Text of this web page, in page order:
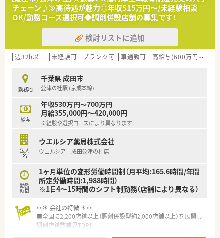
チェーン♪≫高待遇が魅力◎年収515万円～/未経験相談
OK/勤務コース選択可◆調剤併設店舗の募集です！
検討リストに追加
週32h以上 未経験可 ブランク可 車通勤可 高給与(600万円以上)
勤務地
千葉県 成田市
公津の杜駅 (京成本線)
給与
年収530万円～700万円
月給355,000円～420,000円
※経験や選択コースにより異なります
法人
名
ウエルシア薬局株式会社
ウエルシア 成田公津の杜店
勤務
時間
1ヶ月単位の変形労働時間制（月平均:165.6時間/年間
所定労働時間:1,988時間）
※1日4～15時間のシフト制勤務（店舗により異なる）
・・＊ 会社の特徴 ＊・・
■全国に2,200店舗以上（調剤併設型約2,000店舗以上）を展開し
調剤店舗数業界TOP！